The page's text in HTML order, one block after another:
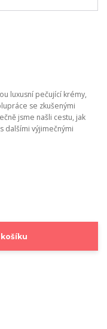
luxusní pečující krémy,
se zkušenými
jsme našli cestu, jak
dalšími výjimečnými